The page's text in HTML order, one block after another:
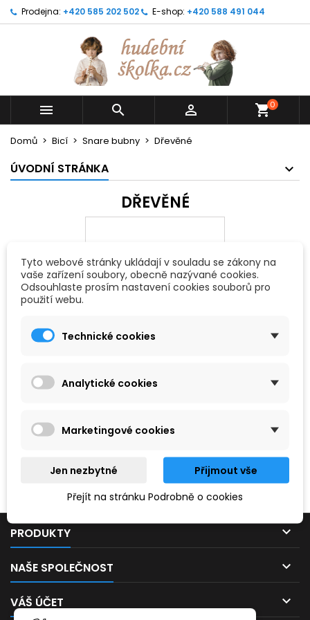
Prodejna: +420 585 202 502 E-shop: +420 588 491 044
   shopping_cart0
Domů Bicí Snare bubny Dřevěné
ÚVODNÍ STRÁNKA
DŘEVĚNÉ
Prosím, zkuste zadat něco jiného.
PRODUKTY 
NAŠE SPOLEČNOST 
VÁŠ ÚČET 
Tyto webové stránky ukládají v souladu se zákony na
vaše zařízení soubory, obecně nazývané cookies.
Odsouhlaste prosím nastavení cookies souborů pro
použití webu.
Technické cookies
Analytické cookies
Marketingové cookies
Jen nezbytné
Přijmout vše
Přejít na stránku Podrobně o cookies